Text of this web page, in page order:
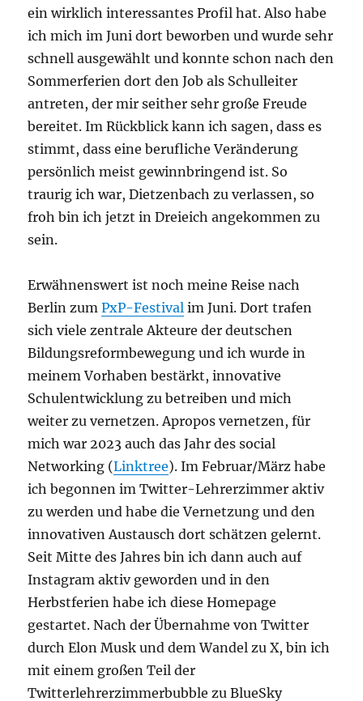
ein wirklich interessantes Profil hat. Also habe
ich mich im Juni dort beworben und wurde sehr
schnell ausgewählt und konnte schon nach den
Sommerferien dort den Job als Schulleiter
antreten, der mir seither sehr große Freude
bereitet. Im Rückblick kann ich sagen, dass es
stimmt, dass eine berufliche Veränderung
persönlich meist gewinnbringend ist. So
traurig ich war, Dietzenbach zu verlassen, so
froh bin ich jetzt in Dreieich angekommen zu
sein.
Erwähnenswert ist noch meine Reise nach
Berlin zumPxP-Festival im Juni. Dort trafen
sich viele zentrale Akteure der deutschen
Bildungsreformbewegung und ich wurde in
meinem Vorhaben bestärkt, innovative
Schulentwicklung zu betreiben und mich
weiter zu vernetzen. Apropos vernetzen, für
mich war 2023 auch das Jahr des social
Networking (Linktree). Im Februar/März habe
ich begonnen im Twitter-Lehrerzimmer aktiv
zu werden und habe die Vernetzung und den
innovativen Austausch dort schätzen gelernt.
Seit Mitte des Jahres bin ich dann auch auf
Instagram aktiv geworden und in den
Herbstferien habe ich diese Homepage
gestartet. Nach der Übernahme von Twitter
durch Elon Musk und dem Wandel zu X, bin ich
mit einem großen Teil der
Twitterlehrerzimmerbubble zu BlueSky